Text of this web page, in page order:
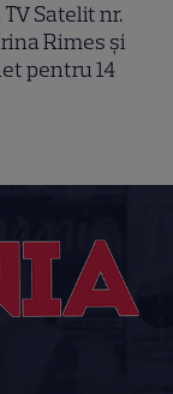
Satelit nr.
Rimes și
pentru 14